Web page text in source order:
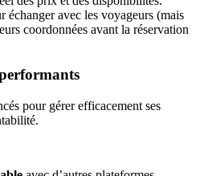
échanger avec les voyageurs (mais
coordonnées avant la réservation
pour gérer efficacement ses